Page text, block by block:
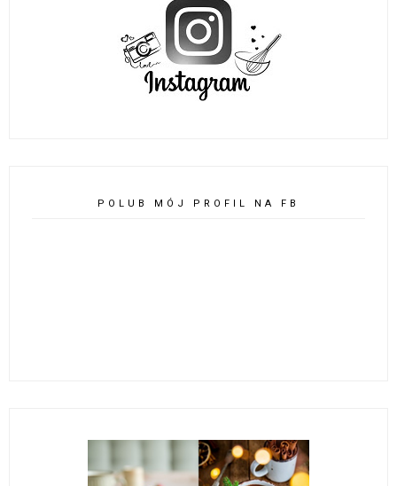
POLUB MÓJ PROFIL NA FB